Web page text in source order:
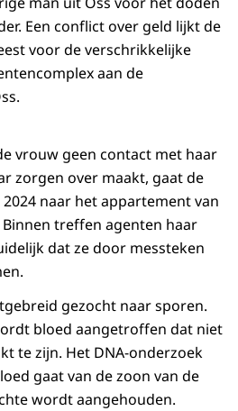
Een conflict over geld lijkt de
voor de verschrikkelijke
aan de
vrouw geen contact met haar
zorgen over maakt, gaat de
naar het appartement van
treffen agenten haar
dat ze door messteken
gezocht naar sporen.
bloed aangetroffen dat niet
te zijn. Het DNA-onderzoek
gaat van de zoon van de
wordt aangehouden.